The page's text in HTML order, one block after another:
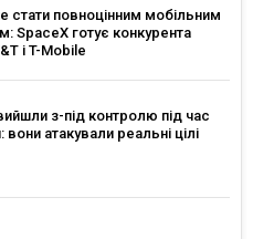
стати повноцінним мобільним
SpaceX готує конкурента
і T-Mobile
з-під контролю під час
вони атакували реальні цілі